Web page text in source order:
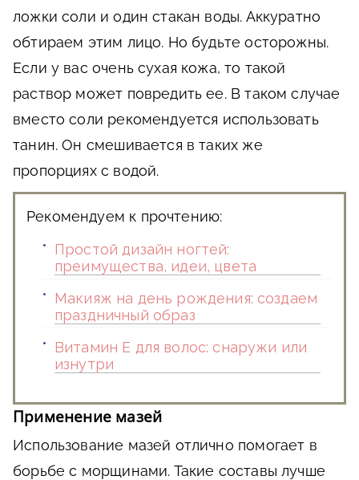
ложки соли и один стакан воды. Аккуратно
обтираем этим лицо. Но будьте осторожны.
Если у вас очень сухая кожа, то такой
раствор может повредить ее. В таком случае
вместо соли рекомендуется использовать
танин. Он смешивается в таких же
пропорциях с водой.
Рекомендуем к прочтению:
Простой дизайн ногтей:
преимущества, идеи, цвета
Макияж на день рождения: создаем
праздничный образ
Витамин Е для волос: снаружи или
изнутри
Применение мазей
Использование мазей отлично помогает в
борьбе с морщинами. Такие составы лучше